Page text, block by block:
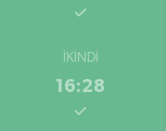
İKINDI
16:28